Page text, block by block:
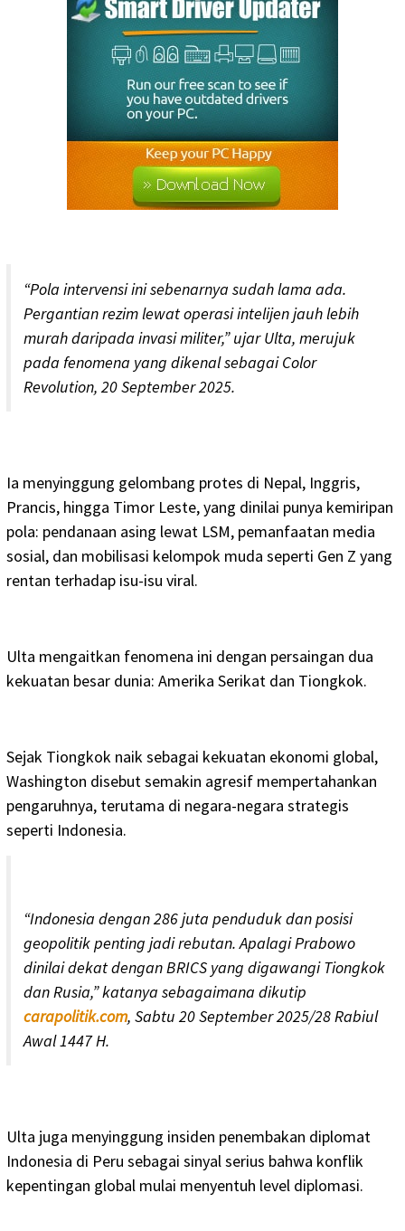
“Pola intervensi ini sebenarnya sudah lama ada.
Pergantian rezim lewat operasi intelijen jauh lebih
murah daripada invasi militer,” ujar Ulta, merujuk
pada fenomena yang dikenal sebagaiColor
Revolution, 20 September 2025.
Ia menyinggung gelombang protes di Nepal, Inggris,
Prancis, hingga Timor Leste, yang dinilai punya kemiripan
pola: pendanaan asing lewat LSM, pemanfaatan media
sosial, dan mobilisasi kelompok muda seperti Gen Z yang
rentan terhadap isu-isu viral.
Ulta mengaitkan fenomena ini dengan persaingan dua
kekuatan besar dunia: Amerika Serikat dan Tiongkok.
Sejak Tiongkok naik sebagai kekuatan ekonomi global,
Washington disebut semakin agresif mempertahankan
pengaruhnya, terutama di negara-negara strategis
seperti Indonesia.
“Indonesia dengan 286 juta penduduk dan posisi
geopolitik penting jadi rebutan. Apalagi Prabowo
dinilai dekat dengan BRICS yang digawangi Tiongkok
dan Rusia,” katanya sebagaimana dikutip
carapolitik.com, Sabtu 20 September 2025/28 Rabiul
Awal 1447 H.
Ulta juga menyinggung insiden penembakan diplomat
Indonesia di Peru sebagai sinyal serius bahwa konflik
kepentingan global mulai menyentuh level diplomasi.